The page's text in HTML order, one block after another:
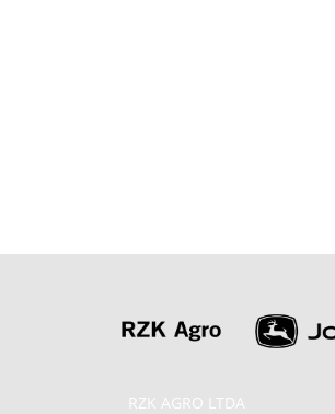
RZK AGRO LTDA